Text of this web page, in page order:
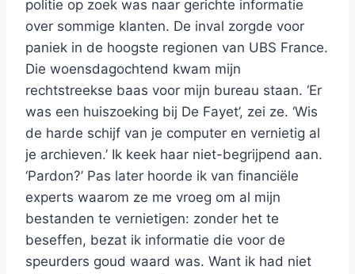
politie op zoek was naar gerichte informatie
over sommige klanten. De inval zorgde voor
paniek in de hoogste regionen van UBS France.
Die woensdagochtend kwam mijn
rechtstreekse baas voor mijn bureau staan. ‘Er
was een huiszoeking bij De Fayet’, zei ze. ‘Wis
de harde schijf van je computer en vernietig al
je archieven.’ Ik keek haar niet-begrijpend aan.
‘Pardon?’ Pas later hoorde ik van financiële
experts waarom ze me vroeg om al mijn
bestanden te vernietigen: zonder het te
beseffen, bezat ik informatie die voor de
speurders goud waard was. Want ik had niet